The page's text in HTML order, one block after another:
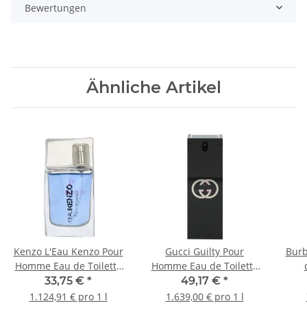
Bewertungen
Ähnliche Artikel
Kenzo L'Eau Kenzo Pour
Homme Eau de Toilette
30ml
33,75 € *
1.124,91 € pro 1 l
Gucci Guilty Pour
Homme Eau de Toilette
30ml
49,17 € *
1.639,00 € pro 1 l